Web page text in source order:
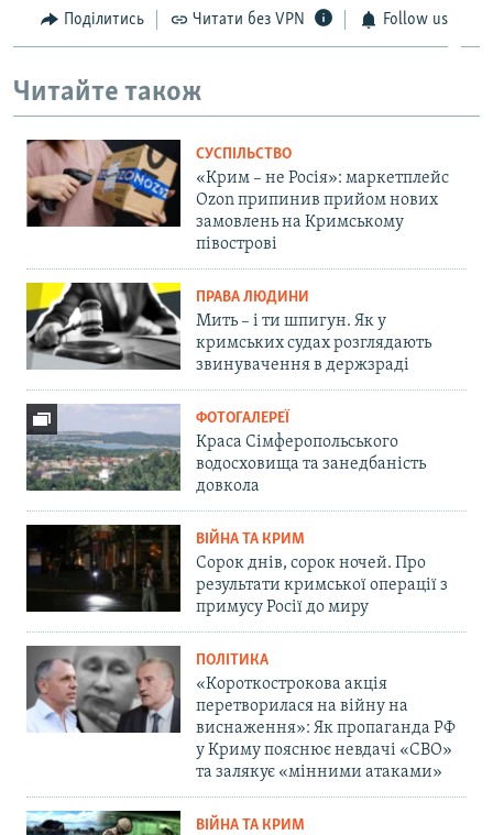
Поділитись Читати без VPN Follow us
Читайте також
СУСПІЛЬСТВО
«Крим – не Росія»: маркетплейс
Ozon припинив прийом нових
замовлень на Кримському
півострові
ПРАВА ЛЮДИНИ
Мить – і ти шпигун. Як у
кримських судах розглядають
звинувачення в держзраді
ФОТОГАЛЕРЕЇ
Краса Сімферопольського
водосховища та занедбаність
довкола
ВІЙНА ТА КРИМ
Сорок днів, сорок ночей. Про
результати кримської операції з
примусу Росії до миру
ПОЛІТИКА
«Короткострокова акція
перетворилася на війну на
виснаження»: Як пропаганда РФ
у Криму пояснює невдачі «СВО»
та залякує «мінними атаками»
ВІЙНА ТА КРИМ